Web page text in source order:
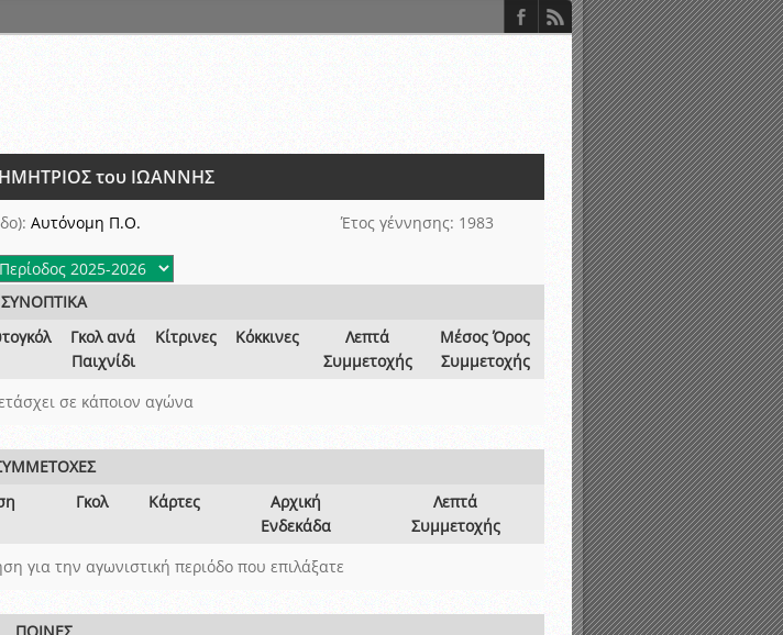
δοκιμασιών διαιτητών και παρατηρητών ΕΠΣΑ
του ΙΩΑΝΝΗΣ
Αυτόνομη Π.Ο. Έτος γέννησης: 1983
ΣΥΝΟΠΤΙΚΑ
Γκολ ανά
Παιχνίδι
Κίτρινες Κόκκινες
Λεπτά
Συμμετοχής
Μέσος Όρος
Συμμετοχής
σε κάποιον αγώνα
Γκολ Κάρτες
Αρχική
Ενδεκάδα
Λεπτά
Συμμετοχής
για την αγωνιστική περιόδο που επιλάξατε